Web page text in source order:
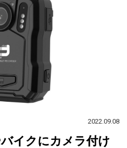
2022.09.08
バイクにカメラ付け